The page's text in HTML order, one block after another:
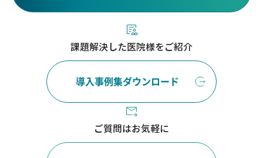
課題解決した医院様をご紹介
導入事例集ダウンロード
ご質問はお気軽に